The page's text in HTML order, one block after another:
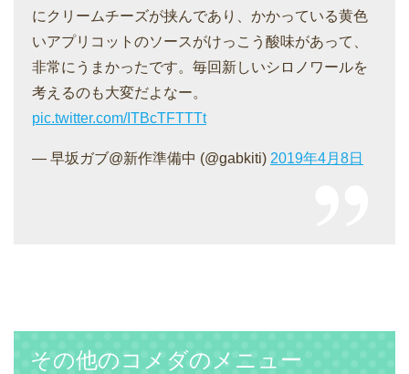
にクリームチーズが挟んであり、かかっている黄色
いアプリコットのソースがけっこう酸味があって、
非常にうまかったです。毎回新しいシロノワールを
考えるのも大変だよなー。
pic.twitter.com/ITBcTFTTTt
— 早坂ガブ@新作準備中 (@gabkiti) 2019年4月8日
その他のコメダのメニュー